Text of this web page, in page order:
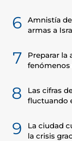
6
Amnistía
armas a
7
Preparar la
8
Las cifras
fluctuando
9
La ciudad
la crisis